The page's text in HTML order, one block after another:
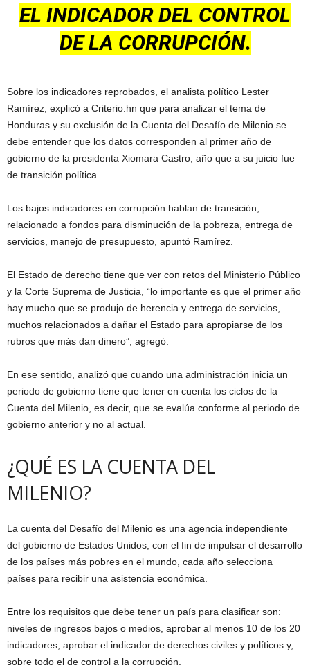
EL INDICADOR DEL CONTROL
DE LA CORRUPCIÓN.
Sobre los indicadores reprobados, el analista político Lester
Ramírez, explicó a Criterio.hn que para analizar el tema de
Honduras y su exclusión de la Cuenta del Desafío de Milenio se
debe entender que los datos corresponden al primer año de
gobierno de la presidenta Xiomara Castro, año que a su juicio fue
de transición política.
Los bajos indicadores en corrupción hablan de transición,
relacionado a fondos para disminución de la pobreza, entrega de
servicios, manejo de presupuesto, apuntó Ramírez.
El Estado de derecho tiene que ver con retos del Ministerio Público
y la Corte Suprema de Justicia, “lo importante es que el primer año
hay mucho que se produjo de herencia y entrega de servicios,
muchos relacionados a dañar el Estado para apropiarse de los
rubros que más dan dinero”, agregó.
En ese sentido, analizó que cuando una administración inicia un
periodo de gobierno tiene que tener en cuenta los ciclos de la
Cuenta del Milenio, es decir, que se evalúa conforme al periodo de
gobierno anterior y no al actual.
¿QUÉ ES LA CUENTA DEL
MILENIO?
La cuenta del Desafío del Milenio es una agencia independiente
del gobierno de Estados Unidos, con el fin de impulsar el desarrollo
de los países más pobres en el mundo, cada año selecciona
países para recibir una asistencia económica.
Entre los requisitos que debe tener un país para clasificar son:
niveles de ingresos bajos o medios, aprobar al menos 10 de los 20
indicadores, aprobar el indicador de derechos civiles y políticos y,
sobre todo el de control a la corrupción.